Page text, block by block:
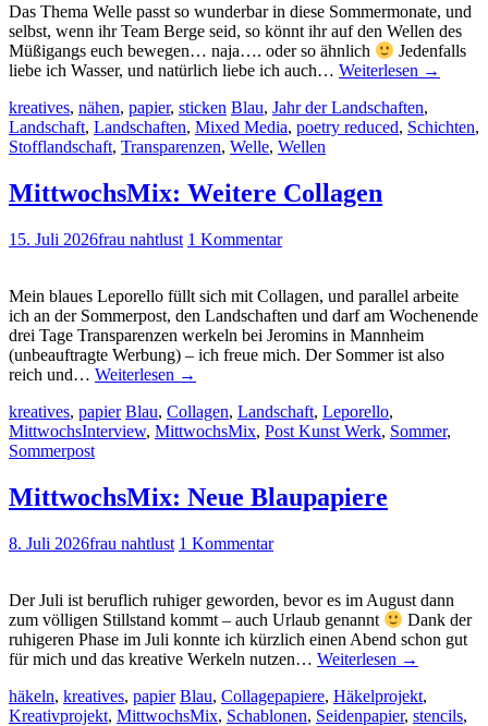
Das Thema Welle passt so wunderbar in diese Sommermonate, und
selbst, wenn ihr Team Berge seid, so könnt ihr auf den Wellen des
Müßigangs euch bewegen… naja…. oder so ähnlich
Jedenfalls
liebe ich Wasser, und natürlich liebe ich auch… Weiterlesen →
kreatives, nähen, papier, sticken Blau, Jahr der Landschaften,
Landschaft, Landschaften, Mixed Media, poetry reduced, Schichten,
Stofflandschaft, Transparenzen, Welle, Wellen
MittwochsMix: Weitere Collagen
15. Juli 2026frau nahtlust 1 Kommentar
Mein blaues Leporello füllt sich mit Collagen, und parallel arbeite
ich an der Sommerpost, den Landschaften und darf am Wochenende
drei Tage Transparenzen werkeln bei Jeromins in Mannheim
(unbeauftragte Werbung) – ich freue mich. Der Sommer ist also
reich und… Weiterlesen →
kreatives, papier Blau, Collagen, Landschaft, Leporello,
MittwochsInterview, MittwochsMix, Post Kunst Werk, Sommer,
Sommerpost
MittwochsMix: Neue Blaupapiere
8. Juli 2026frau nahtlust 1 Kommentar
Der Juli ist beruflich ruhiger geworden, bevor es im August dann
zum völligen Stillstand kommt – auch Urlaub genannt
Dank der
ruhigeren Phase im Juli konnte ich kürzlich einen Abend schon gut
für mich und das kreative Werkeln nutzen… Weiterlesen →
häkeln, kreatives, papier Blau, Collagepapiere, Häkelprojekt,
Kreativprojekt, MittwochsMix, Schablonen, Seidenpapier, stencils,